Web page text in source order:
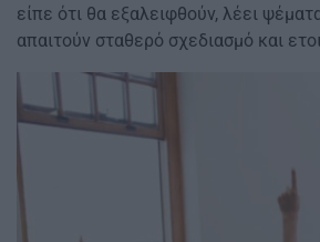
είπε ότι θα εξαλειφθούν, λέει
απαιτούν σταθερό σχεδιασμό και